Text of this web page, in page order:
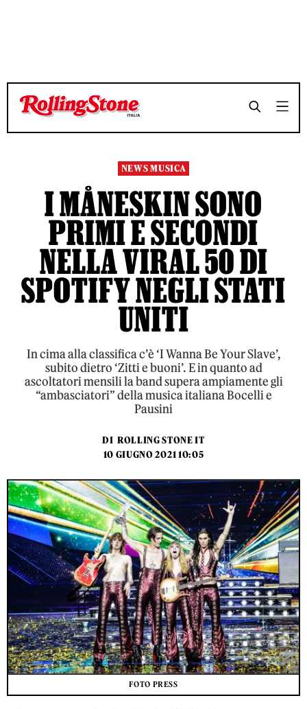
TEMPO DI LETTURA 3 MINUTI SHARE
TEMPO DI LETTURA 3 MINUTI SHARE
NEWS MUSICA
I MÅNESKIN SONO
PRIMI E SECONDI
NELLA VIRAL 50 DI
SPOTIFY NEGLI STATI
UNITI
In cima alla classifica c’è ‘I Wanna Be Your Slave’,
subito dietro ‘Zitti e buoni’. E in quanto ad
ascoltatori mensili la band supera ampiamente gli
“ambasciatori” della musica italiana Bocelli e
Pausini
DI ROLLING STONE IT
10 GIUGNO 2021 10:05
FOTO PRESS